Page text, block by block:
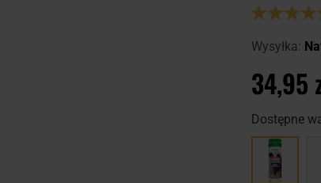
Ocena:
Wysyłka:
34,95
Dostępne